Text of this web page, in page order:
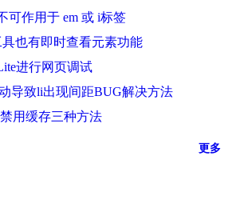
可作用于 em 或 i标签
也有即时查看元素功能
进行网页调试
导致li出现间距BUG解决方法
用缓存三种方法
更多